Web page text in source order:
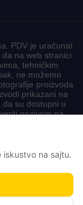
PDV je uračunat
na web stranici
tehničkim
ne možemo
proizvoda
prikazani na
su dostupni u
pozivom na
iskustvo na sajtu.